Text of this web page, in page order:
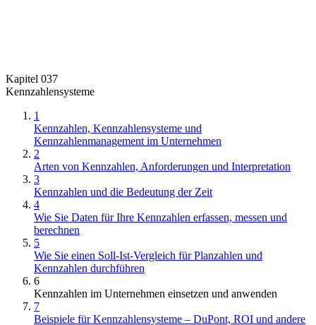
Kapitel 037
Kennzahlensysteme
1
Kennzahlen, Kennzahlensysteme und
Kennzahlenmanagement im Unternehmen
2
Arten von Kennzahlen, Anforderungen und Interpretation
3
Kennzahlen und die Bedeutung der Zeit
4
Wie Sie Daten für Ihre Kennzahlen erfassen, messen und
berechnen
5
Wie Sie einen Soll-Ist-Vergleich für Planzahlen und
Kennzahlen durchführen
6
Kennzahlen im Unternehmen einsetzen und anwenden
7
Beispiele für Kennzahlensysteme – DuPont, ROI und andere